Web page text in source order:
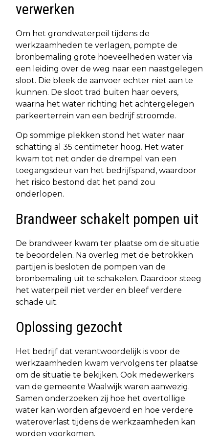
verwerken
Om het grondwaterpeil tijdens de
werkzaamheden te verlagen, pompte de
bronbemaling grote hoeveelheden water via
een leiding over de weg naar een naastgelegen
sloot. Die bleek de aanvoer echter niet aan te
kunnen. De sloot trad buiten haar oevers,
waarna het water richting het achtergelegen
parkeerterrein van een bedrijf stroomde.
Op sommige plekken stond het water naar
schatting al 35 centimeter hoog. Het water
kwam tot net onder de drempel van een
toegangsdeur van het bedrijfspand, waardoor
het risico bestond dat het pand zou
onderlopen.
Brandweer schakelt pompen uit
De brandweer kwam ter plaatse om de situatie
te beoordelen. Na overleg met de betrokken
partijen is besloten de pompen van de
bronbemaling uit te schakelen. Daardoor steeg
het waterpeil niet verder en bleef verdere
schade uit.
Oplossing gezocht
Het bedrijf dat verantwoordelijk is voor de
werkzaamheden kwam vervolgens ter plaatse
om de situatie te bekijken. Ook medewerkers
van de gemeente Waalwijk waren aanwezig.
Samen onderzoeken zij hoe het overtollige
water kan worden afgevoerd en hoe verdere
wateroverlast tijdens de werkzaamheden kan
worden voorkomen.